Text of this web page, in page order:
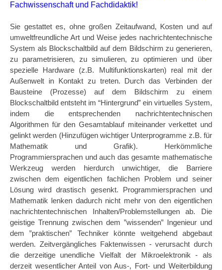
Fachwissenschaft und Fachdidaktik!
Sie gestattet es, ohne großen Zeitaufwand, Kosten und auf
umweltfreundliche Art und Weise jedes nachrichtentechnische
System als Blockschaltbild auf dem Bildschirm zu generieren,
zu parametrisieren, zu simulieren, zu optimieren und über
spezielle Hardware (z.B. Multifunktionskarten) real mit der
Außenwelt in Kontakt zu treten. Durch das Verbinden der
Bausteine (Prozesse) auf dem Bildschirm zu einem
Blockschaltbild entsteht im “Hintergrund” ein virtuelles System,
indem die entsprechenden nachrichtentechnischen
Algorithmen für den Gesamtablauf miteinander verkettet und
gelinkt werden (Hinzufügen wichtiger Unterprogramme z.B. für
Mathematik und Grafik). Herkömmliche
Programmiersprachen und auch das gesamte mathematische
Werkzeug werden hierdurch unwichtiger, die Barriere
zwischen dem eigentlichen fachlichen Problem und seiner
Lösung wird drastisch gesenkt. Programmiersprachen und
Mathematik lenken dadurch nicht mehr von den eigentlichen
nachrichtentechnischen Inhalten/Problemstellungen ab. Die
geistige Trennung zwischen dem ”wissenden” Ingenieur und
dem ”praktischen” Techniker könnte weitgehend abgebaut
werden. Zeitvergängliches Faktenwissen - verursacht durch
die derzeitige unendliche Vielfalt der Mikroelektronik - als
derzeit wesentlicher Anteil von Aus-, Fort- und Weiterbildung